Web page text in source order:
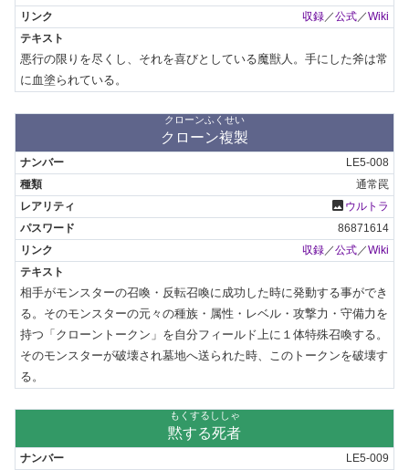
収録／公式／Wiki
悪行の限りを尽くし、それを喜びとしている魔獣人。手にした斧は常
に血塗られている。
クローンふくせい
クローン複製
LE5-008
通常罠
photo ウルトラ
86871614
収録 ／公式 ／Wiki
相手がモンスターの召喚・反転召喚に成功した時に発動する事ができ
る。そのモンスターの元々の種族・属性・レベル・攻撃力・守備力を
持つ「クローントークン」を自分フィールド上に１体特殊召喚する。
そのモンスターが破壊され墓地へ送られた時、このトークンを破壊す
る。
もくするししゃ
黙する死者
LE5-009